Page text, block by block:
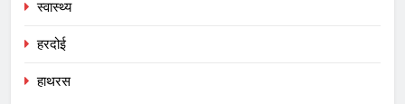
स्वास्थ्य
हरदोई
हाथरस